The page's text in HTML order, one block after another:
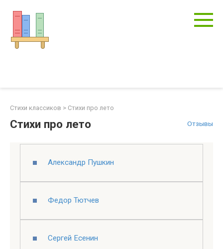
контенту
Стихи классиков > Стихи про лето
Отзывы
Стихи про лето
Александр Пушкин
Федор Тютчев
Сергей Есенин